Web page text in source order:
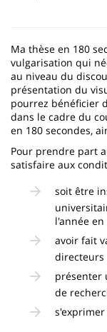
Ma thèse en 180
vulgarisation qui
au niveau du
présentation du
pourrez bénéficier
dans le cadre du
en 180 secondes,
Pour prendre part
satisfaire aux
soit être
l'année
avoir fait
directeurs
présenter
de